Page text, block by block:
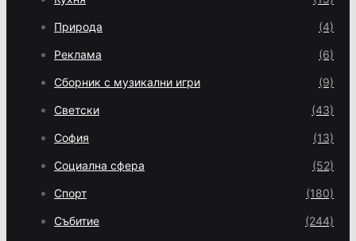
Природа (4)
Реклама (6)
Сборник с музикални игри (9)
Светски (43)
София (13)
Социална сфера (52)
Спорт (180)
Събитие (244)